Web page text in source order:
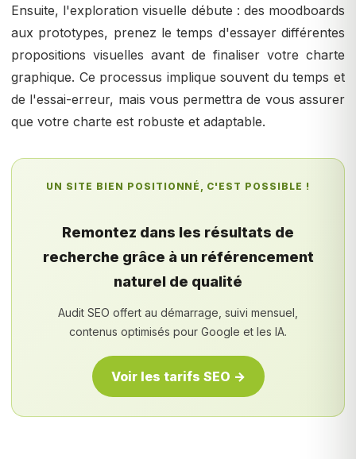
Ensuite, l'exploration visuelle débute : des moodboards
aux prototypes, prenez le temps d'essayer différentes
propositions visuelles avant de finaliser votre charte
graphique. Ce processus implique souvent du temps et
de l'essai-erreur, mais vous permettra de vous assurer
que votre charte est robuste et adaptable.
UN SITE BIEN POSITIONNÉ, C'EST POSSIBLE !
Remontez dans les résultats de
recherche grâce à un référencement
naturel de qualité
Audit SEO offert au démarrage, suivi mensuel,
contenus optimisés pour Google et les IA.
Voir les tarifs SEO →